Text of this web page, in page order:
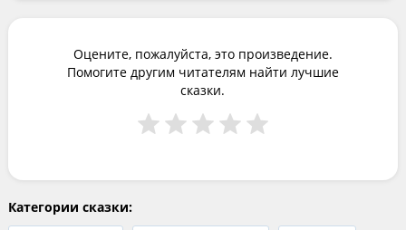
Оцените, пожалуйста, это произведение.
Помогите другим читателям найти лучшие
сказки.
Категории сказки: